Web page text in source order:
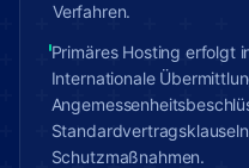
Verfahren.
Primäres Hosting erfolgt
Internationale
Schutzmaßnahmen.